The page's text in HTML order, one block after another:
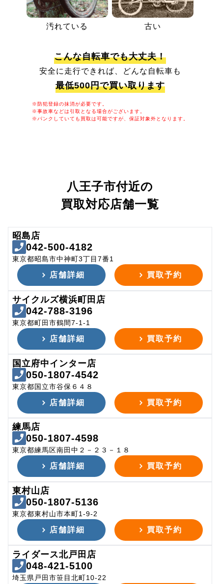
汚れている 古い
こんな自転車でも大丈夫！
安全に走行できれば、どんな自転車も
最低500円で買い取ります
※防犯登録の抹消が必要です。
※事故車などは引取となる場合がございます。
※パンクしていても買取は可能ですが、保証対象外となります。
八王子市付近の
買取対応店舗一覧
昭島店
042-500-4182
東京都昭島市中神町3丁目7番1
店舗詳細 買取予約
サイクルズ横浜町田店
042-788-3196
東京都町田市鶴間7-1-1
店舗詳細 買取予約
国立府中インター店
050-1807-4542
東京都国立市谷保６４８
店舗詳細 買取予約
練馬店
050-1807-4598
東京都練馬区南田中２－２３－１８
店舗詳細 買取予約
東村山店
050-1807-5136
東京都東村山市本町1-9-2
店舗詳細 買取予約
ライダース北戸田店
048-421-5100
埼玉県戸田市笹目北町10-22